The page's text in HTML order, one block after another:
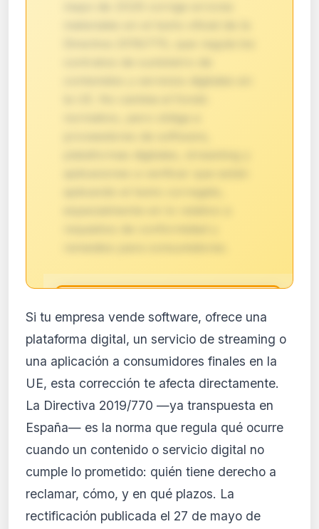
🔒
Análisis de impacto reservado
para suscriptores
El análisis detallado del impacto de esta
normativa está disponible con los planes
completo y recibe alertas personalizadas.
Ver planes
Crear mi cuenta
Desde 9,99 €/mes · Cancela cuando quieras
Si tu empresa vende software, ofrece una
plataforma digital, un servicio de streaming o
una aplicación a consumidores finales en la
UE, esta corrección te afecta directamente.
La Directiva 2019/770 —ya transpuesta en
España— es la norma que regula qué ocurre
cuando un contenido o servicio digital no
cumple lo prometido: quién tiene derecho a
reclamar, cómo, y en qué plazos. La
rectificación publicada el 27 de mayo de